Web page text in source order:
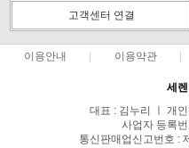
고객센터 연결
이용안내 이용약관
세
대표 : 김누리 ㅣ 개
사업자 등록
통신판매업신고번호 :